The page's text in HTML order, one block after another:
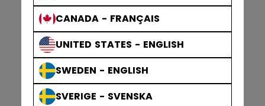
CANADA - FRANÇAIS
UNITED STATES - ENGLISH
SWEDEN - ENGLISH
SVERIGE - SVENSKA